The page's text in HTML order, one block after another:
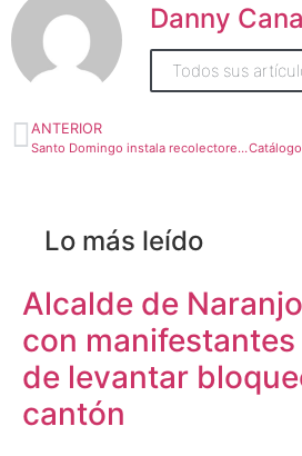
Danny
Todos sus
ANTERIOR
Santo Domingo instala recolectores de envases de plástico en forma de fauna
Lo más leído
Alcalde de
con
de levantar
cantón